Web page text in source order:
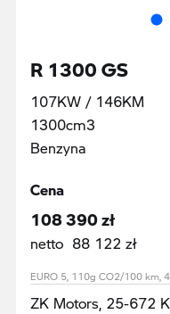
R 1300 GS
107KW / 146KM
1300cm3
Benzyna
Cena
108 390 zł
netto 88 122 zł
EURO 5, 110g CO2/100 km,
ZK Motors, 25-672